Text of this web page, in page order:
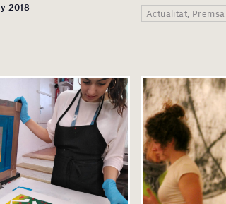
2018
Actualitat, Premsa